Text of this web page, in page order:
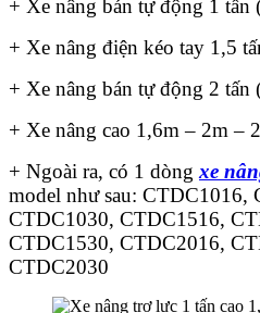
+ Xe nâng bán tự động 1 tấn
+ Xe nâng điện kéo tay 1,5
+ Xe nâng bán tự động 2 tấn
+ Xe nâng cao 1,6m – 2m –
+ Ngoài ra, có 1 dòng xe
model như sau:
CTDC1030, CTDC1516,
CTDC1530, CTDC2016,
CTDC2030